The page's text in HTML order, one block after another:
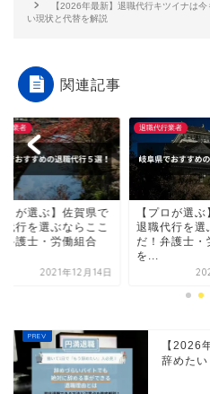
【2026年最新】退職代行キツイナは
い現状と代替を解説
関連記事
行業者
ロが選ぶ】佐賀県で
代行を選ぶならここ
弁護士・労働組合
2021年12月14日
退職代行業者
【プロが選
退職代行を選
だ！弁護士・
を...
【2026
辞めた